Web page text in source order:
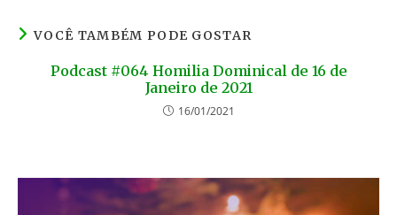
VOCÊ TAMBÉM PODE GOSTAR
Podcast #064 Homilia Dominical de 16 de
Janeiro de 2021
16/01/2021